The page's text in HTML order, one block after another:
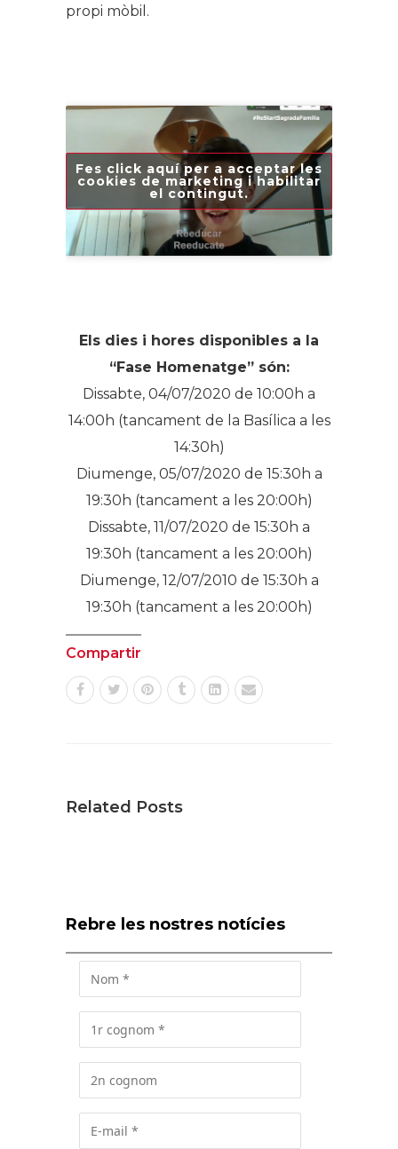
propi mòbil.
Fes click aquí per a acceptar les
cookies de marketing i habilitar
el contingut.
Els dies i hores disponibles a la
“Fase Homenatge” són:
Dissabte, 04/07/2020 de 10:00h a
14:00h (tancament de la Basílica a les
14:30h)
Diumenge, 05/07/2020 de 15:30h a
19:30h (tancament a les 20:00h)
Dissabte, 11/07/2020 de 15:30h a
19:30h (tancament a les 20:00h)
Diumenge, 12/07/2010 de 15:30h a
19:30h (tancament a les 20:00h)
Compartir
Related Posts
Rebre les nostres notícies